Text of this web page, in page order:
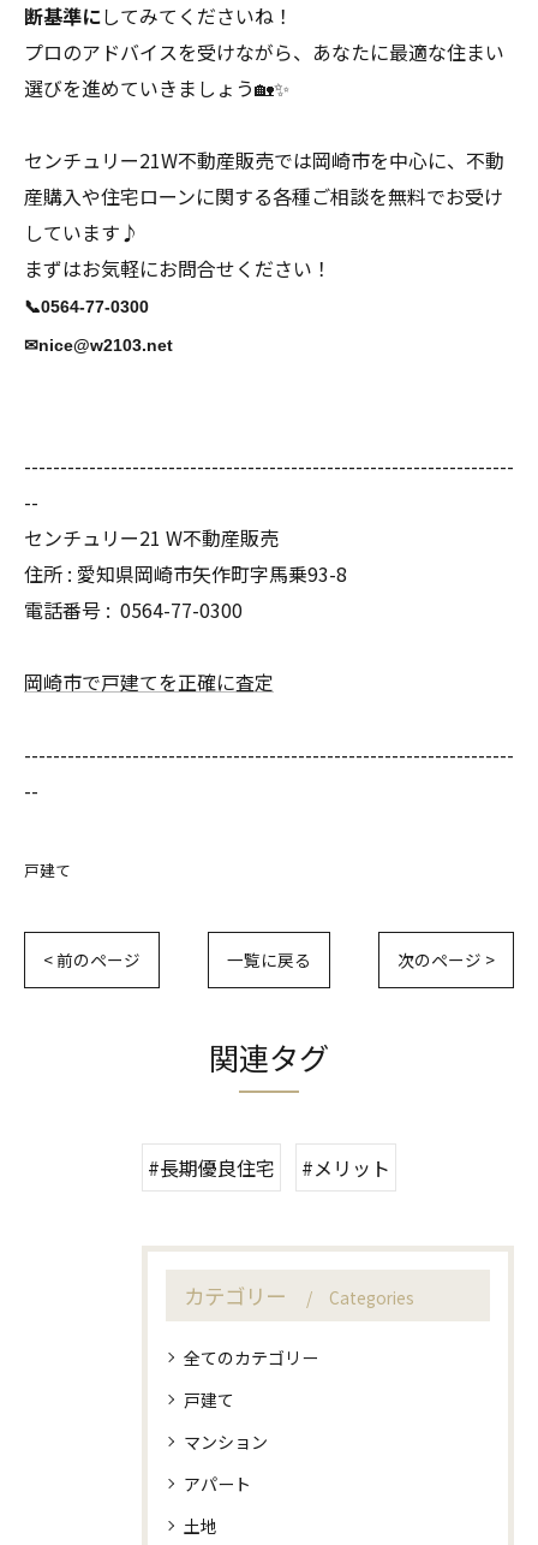
断基準にしてみてくださいね！
プロのアドバイスを受けながら、あなたに最適な住まい
選びを進めていきましょう🏡✨
センチュリー21W不動産販売では岡崎市を中心に、不動
産購入や住宅ローンに関する各種ご相談を無料でお受け
しています♪
まずはお気軽にお問合せください！
📞0564-77-0300
✉nice@w2103.net
--------------------------------------------------------------------
--
センチュリー21 W不動産販売
住所 : 愛知県岡崎市矢作町字馬乗93-8
電話番号 : 0564-77-0300
岡崎市で戸建てを正確に査定
--------------------------------------------------------------------
--
戸建て
< 前のページ 一覧に戻る 次のページ >
関連タグ
#長期優良住宅 #メリット
カテゴリー Categories
全てのカテゴリー
戸建て
マンション
アパート
土地